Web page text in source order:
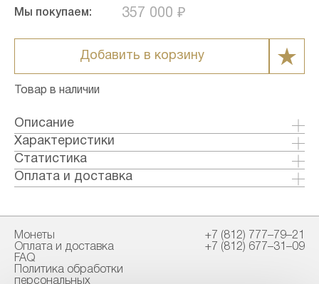
Мы покупаем: 357 000 ₽
Добавить в корзину
Товар в наличии
Описание
Выпуск монет этой серии был начат в 1986
году на основании Монетного акта 1985 года.
В настоящее время "Американский золотой
орёл" - одна из самых популярных и
монет в США.
Дизайн монет остаётся неизменным на
протяжении всего периода выпуска.
Характеристики
Металл: Золото
Страна: США
Годы выпуска: 1986-2021
Проба: 917
Вес общий гр.: 33.9
Вес чистый гр.: 31.1
Статистика
Оплата и доставка
Наличными в офисе
Способы доставки:
Монеты
Оплата и доставка
FAQ
Политика обработки
персональных
+7 (812) 777–79–21
+7 (812) 677–31–09